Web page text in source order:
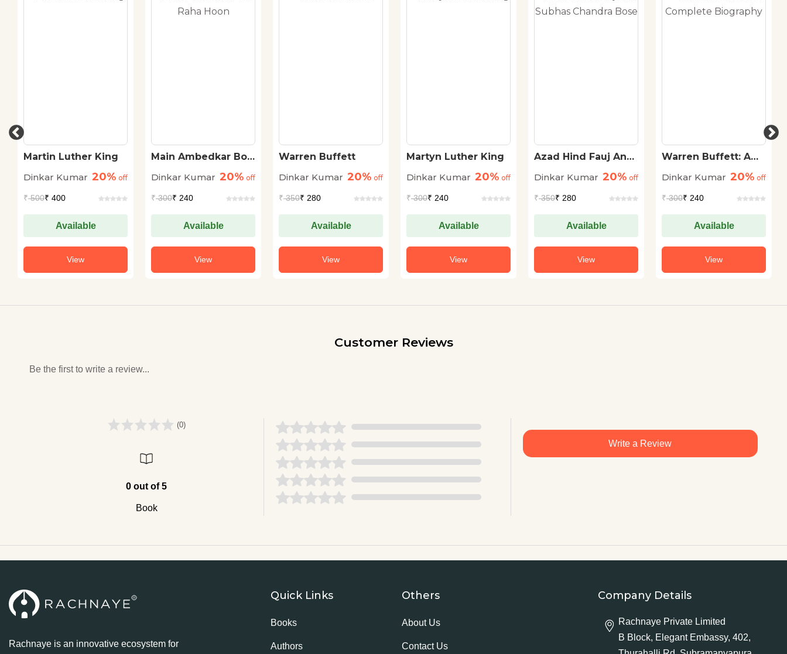
Martin Luther King
Dinkar Kumar 20% off
₹500₹ 400
Available
View
Main Ambedkar Bol
Dinkar Kumar 20% off
₹300₹ 240
Available
View
Warren Buffett
Dinkar Kumar 20% off
₹350₹ 280
Available
View
Martyn Luther King
Dinkar Kumar 20% off
₹300₹ 240
Available
View
Azad Hind Fauj And
Bose
Dinkar Kumar 20% off
₹350₹ 280
Available
View
Warren Buffett: A
Dinkar Kumar 20% off
₹300₹ 240
Available
View
Customer Reviews
Be the first to write a review...
(0)
0 out of 5
Book
Write a Review
Rachnaye is an innovative ecosystem for
Quick Links
Books
Authors
Others
About Us
Contact Us
Company Details
Rachnaye Private Limited
B Block, Elegant Embassy, 402,